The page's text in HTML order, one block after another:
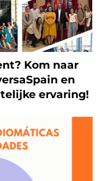
Kom naar
en
ervaring!